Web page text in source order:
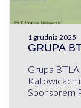
1 grudnia 2025
GRUPA
Grupa
Katowicach
Sponsorem